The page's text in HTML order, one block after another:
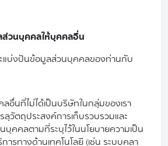
ส่วนบุคคลให้บุคคลอื่น
ละแบ่งปันข้อมูลส่วนบุคคลของท่านกับ
อื่นที่ไม่ได้เป็นบริษัทในกลุ่มของเรา
ลุวัตถุประสงค์การเก็บรวบรวมและ
คคลตามที่ระบุไว้ในนโยบายความเป็น
ารทางด้านเทคโนโลยี (เช่น ระบบคลา